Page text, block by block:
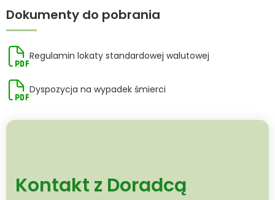
Dokumenty do pobrania
Regulamin lokaty standardowej walutowej
Dyspozycja na wypadek śmierci
Kontakt z Doradcą